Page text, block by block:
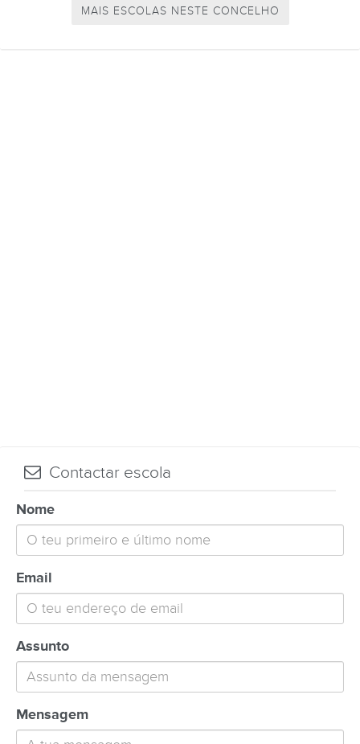
MAIS ESCOLAS NESTE CONCELHO
Contactar escola
Nome
Email
Assunto
Mensagem